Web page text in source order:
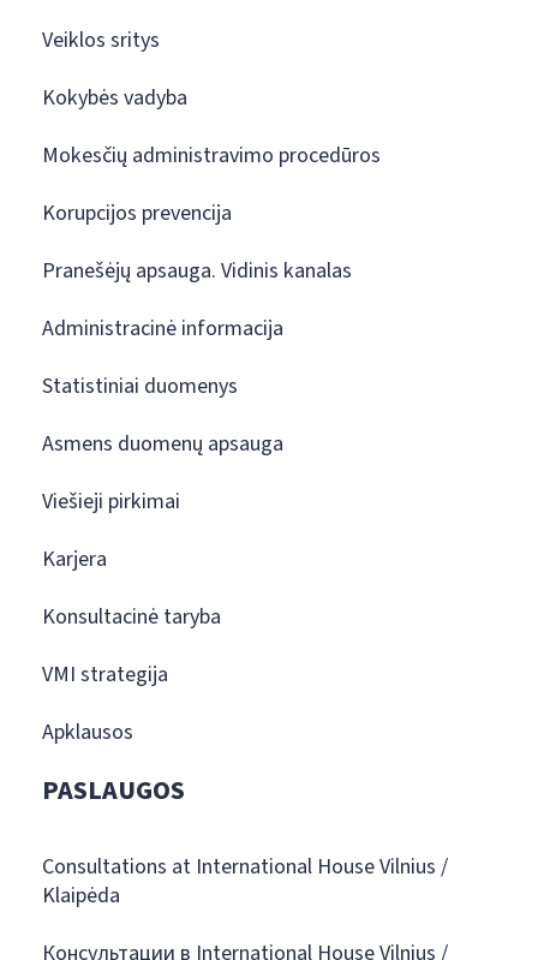
Veiklos sritys
Kokybės vadyba
Mokesčių administravimo procedūros
Korupcijos prevencija
Pranešėjų apsauga. Vidinis kanalas
Administracinė informacija
Statistiniai duomenys
Asmens duomenų apsauga
Viešieji pirkimai
Karjera
Konsultacinė taryba
VMI strategija
Apklausos
PASLAUGOS
Consultations at International House Vilnius /
Klaipėda
Консультации в International House Vilnius /